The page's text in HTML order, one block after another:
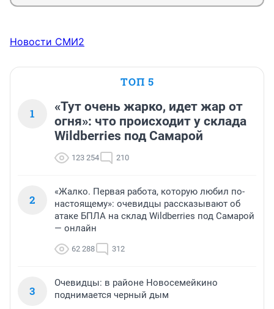
Новости СМИ2
ТОП 5
1
«Тут очень жарко, идет жар от
огня»: что происходит у склада
Wildberries под Самарой
123 254 210
2
«Жалко. Первая работа, которую любил по-
настоящему»: очевидцы рассказывают об
атаке БПЛА на склад Wildberries под Самарой
— онлайн
62 288 312
3
Очевидцы: в районе Новосемейкино
поднимается черный дым